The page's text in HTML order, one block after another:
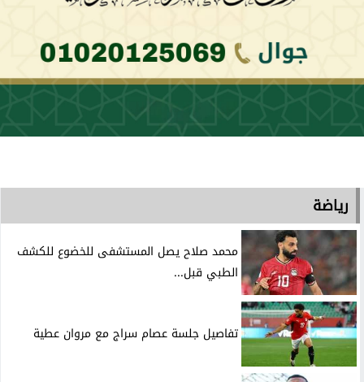
رياضة
محمد صلاح يصل المستشفى للخضوع للكشف
الطبي قبل...
تفاصيل جلسة عصام سراج مع مروان عطية